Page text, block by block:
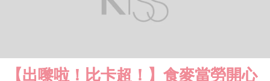
【出嚟啦！比卡超！】食麥當勞開心